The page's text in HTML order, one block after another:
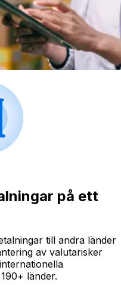
på ett
till andra länder
av valutarisker
länder.